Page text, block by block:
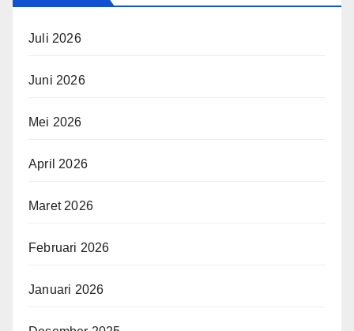
Juli 2026
Juni 2026
Mei 2026
April 2026
Maret 2026
Februari 2026
Januari 2026